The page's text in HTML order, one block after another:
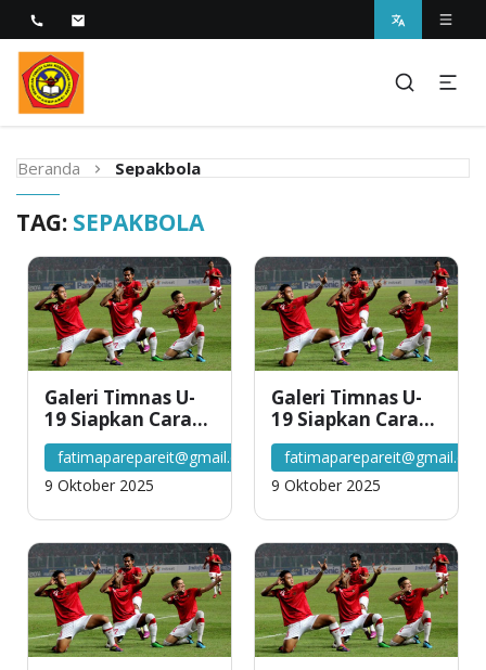
STIKES Fatima Parepare
Melayani dengan Kebijaksanaan Kasih
Beranda Sepakbola
TAG: SEPAKBOLA
Galeri Timnas U-
19 Siapkan Cara
Berbeda Untuk
Lawan Vietnam
fatimaparepareit@gmail.com
9 Oktober 2025
Galeri Timnas U-
19 Siapkan Cara
Berbeda Untuk
Lawan Vietnam
9 Oktober 2025